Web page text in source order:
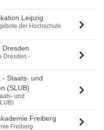
Leipzig
der Hochschule
Dresden
Dresden -
- Staats- und
(SLUB)
und
Freiberg
Freiberg